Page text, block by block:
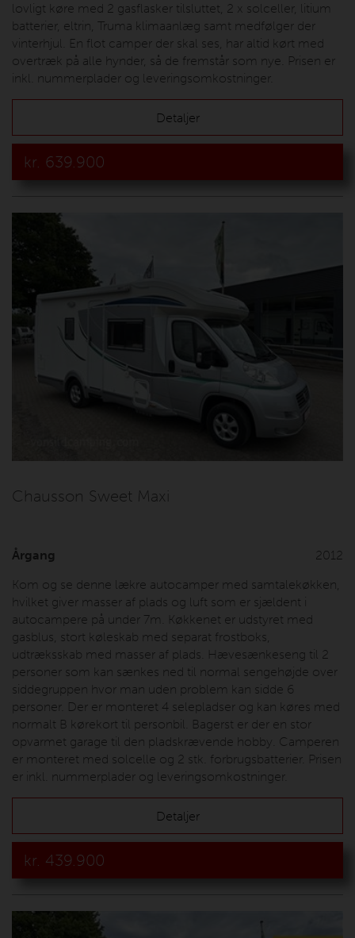
lovligt køre med 2 gasflasker tilsluttet, 2 x solceller, litium
batterier, eltrin, Truma klimaanlæg samt medfølger der
vinterhjul. En flot camper der skal ses, har altid kørt med
overtræk på alle hynder, så de fremstår som nye. Prisen er
inkl. nummerplader og leveringsomkostninger.
Detaljer
kr. 639.900
Chausson Sweet Maxi
Årgang
2012
Kom og se denne lækre autocamper med samtalekøkken,
hvilket giver masser af plads og luft som er sjældent i
autocampere på under 7m. Køkkenet er udstyret med
gasblus, stort køleskab med separat frostboks,
udtræksskab med masser af plads. Hævesænkeseng til 2
personer som kan sænkes ned til normal sengehøjde over
siddegruppen hvor man uden problem kan sidde 6
personer. Der er monteret 4 selepladser og kan køres med
normalt B kørekort til personbil. Bagerst er der en stor
opvarmet garage til den pladskrævende hobby. Camperen
er monteret med solcelle og 2 stk. forbrugsbatterier. Prisen
er inkl. nummerplader og leveringsomkostninger.
Detaljer
kr. 439.900